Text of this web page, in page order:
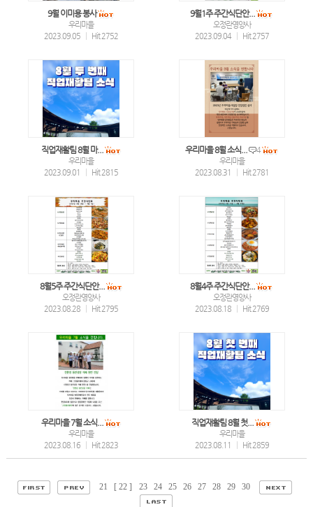
9월 이미용 봉사
우리마을
2023.09.05
Hit 2752
9월1주 주간식단안...
오정란영양사
2023.09.04
Hit 2757
직업재활팀 8월 마...
우리마을
2023.09.01
Hit 2815
우리마을 8월 소식...
4
우리마을
2023.08.31
Hit 2781
8월5주 주간식단안...
오정란영양사
2023.08.28
Hit 2795
8월4주 주간식단안...
오정란영양사
2023.08.18
Hit 2769
우리마을 7월 소식...
우리마을
2023.08.16
Hit 2823
직업재활팀 8월 첫...
우리마을
2023.08.11
Hit 2859
21 [ 22 ] 23 24 25 26 27 28 29 30